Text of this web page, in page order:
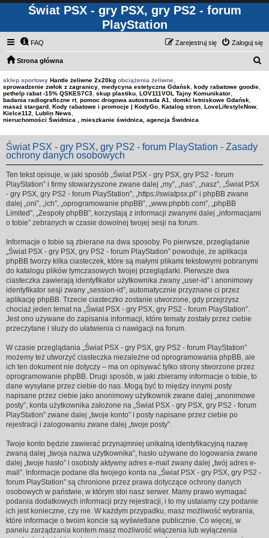
Świat PSX - gry PSX, gry PS2 - forum
PlayStation
FAQ Zaloguj się
Zarejestruj się
Strona główna
sklep sportowy Hantle żeliwne 2x20kg obciążenia żeliwne,
sprowadzenie zwłok z zagranicy medycyna estetyczna Gdańsk kody rabatowe goodie
pethelp rabat -15% QSKES7C3 skup plastiku LOV111VOL Tajny Komunikator
badania radiograficzne rt, pomoc drogowa autostrada A1 domki letniskowe Gdańsk
masaż stargard Kody rabatowe i promocje | KodyGo Katalog stron LoveLifestyleNow
Kielce112
Lublin News
nieruchomości Świdnica , mieszkanie świdnica, agencja Świdnica
Świat PSX - gry PSX, gry PS2 - forum PlayStation - Zasady
ochrony danych osobowych
Ten tekst opisuje, w jaki sposób „Świat PSX - gry PSX, gry PS2 - forum
PlayStation” i firmy stowarzyszone zwane dalej „my”, „nas”, „nasz”, „Świat PSX
- gry PSX, gry PS2 - forum PlayStation”, „https://swiatpsx.pl” i phpBB zwane
dalej „oni”, „ich”, „oprogramowanie phpBB”, „www.phpbb.com”, „phpBB
Limited”, „Zespoły phpBB”, korzystają z informacji zwanymi dalej „informacjami
o tobie” zebranych w czasie dowolnej twojej sesji na forum.
Informacje o tobie są zbierane na dwa sposoby. Po pierwsze, przeglądanie
„Świat PSX - gry PSX, gry PS2 - forum PlayStation” powoduje, że aplikacja
phpBB tworzy kilka ciasteczek, które są małymi plikami tekstowymi pobranymi
do katalogu plików tymczasowych twojej przeglądarki. Pierwsze dwa
ciasteczka zawierają identyfikator użytkownika zwany „user-id” i anonimowy
identyfikator sesji zwany „session-id”, automatycznie przyznane ci przez
aplikację phpBB. Trzecie ciasteczko zostanie utworzone, gdy przejrzysz
chociaż jeden temat na „Świat PSX - gry PSX, gry PS2 - forum PlayStation”.
Jest ono używane do zapisania informacji, które tematy zostały przez ciebie
przeczytane i służy do ułatwienia ci nawigacji na forum.
W czasie przeglądania „Świat PSX - gry PSX, gry PS2 - forum PlayStation”
możemy też utworzyć ciasteczka niezależne od oprogramowania phpBB, ale
ich ten dokument nie dotyczy – ma on opisywać tylko strony stworzone przez
oprogramowanie phpBB. Drugi sposób, w jaki zbieramy informacje o tobie, to
dane wysyłane przez ciebie do nas. Mogą być to między innymi posty
napisane przez ciebie jako anonimowy użytkownik zwane dalej „anonimowe
posty”, konta użytkownika założone na „Świat PSX - gry PSX, gry PS2 - forum
PlayStation” zwane dalej „twoje konto” i posty napisane przez ciebie po
rejestracji i zalogowaniu zwane dalej „twoje posty”.
Twoje konto będzie zawierać przynajmniej unikalną identyfikacyjną nazwę
zwaną dalej „twoja nazwa użytkownika”, hasło używane do logowania zwane
dalej „twoje hasło” i osobisty aktywny adres e-mail zwany dalej „twój adres e-
mail”. Informacje podane dla twojego konta na „Świat PSX - gry PSX, gry PS2 -
forum PlayStation” są chronione przez prawa dotyczące ochrony danych
osobowych w państwie, w którym stoi nasz serwer. Mamy prawo wymagać
podania dodatkowych informacji przy rejestracji, i to my ustalamy czy podanie
ich jest konieczne, czy nie. W każdym przypadku, masz możliwość wybrania,
które informacje o twoim koncie są wyświetlane publicznie. Co więcej, w
panelu zarządzania kontem masz możliwość włączenia lub wyłączenia